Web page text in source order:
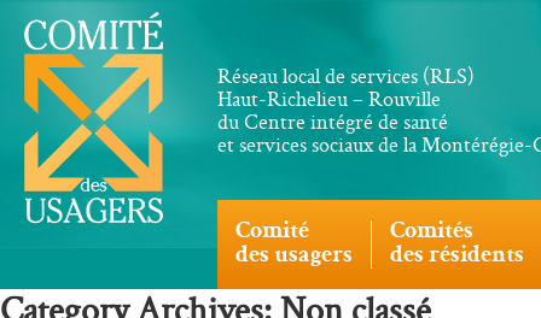
Réseau local de services (RLS)
Haut-Richelieu – Rouville
du Centre intégré de santé
et services sociaux de la
Comité
des usagers
Comités
des résidents